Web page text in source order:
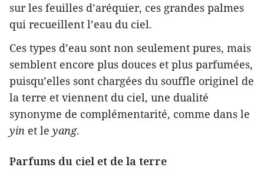
sur les feuilles d’aréquier, ces grandes palmes
qui recueillent l’eau du ciel.
Ces types d’eau sont non seulement pures, mais
semblent encore plus douces et plus parfumées,
puisqu’elles sont chargées du souffle originel de
la terre et viennent du ciel, une dualité
synonyme de complémentarité, comme dans le
yin et le yang.
Parfums du ciel et de la terre